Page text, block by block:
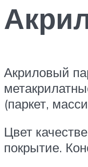
Акриловый
(паркет,
Цвет
покрытие.